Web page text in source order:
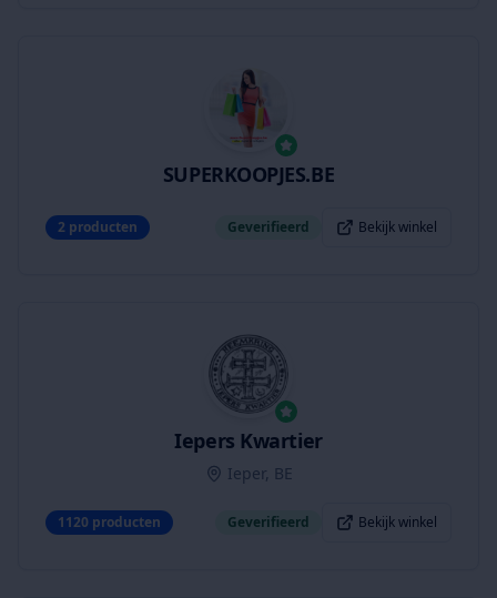
SUPERKOOPJES.BE
2 producten Geverifieerd Bekijk winkel
Iepers Kwartier
Ieper, BE
1120 producten Geverifieerd Bekijk winkel